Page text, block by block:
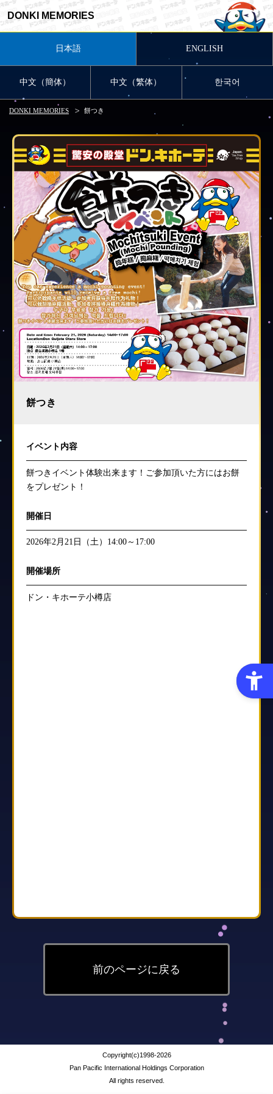
DONKI MEMORIES
日本語 ENGLISH
中文（簡体） 中文（繁体） 한국어
DONKI MEMORIES 餅つき
餅つき
イベント内容
餅つきイベント体験出来ます！ご参加頂いた方にはお餅
をプレゼント！
開催日
2026年2月21日（土）14:00～17:00
開催場所
ドン・キホーテ小樽店
前のページに戻る
Copyright(c)1998-2026
Pan Pacific International Holdings Corporation
All rights reserved.